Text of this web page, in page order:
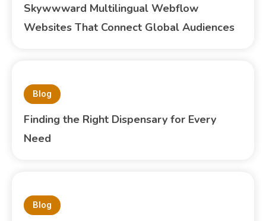
Skywwward Multilingual Webflow
Websites That Connect Global Audiences
Blog
Finding the Right Dispensary for Every
Need
Blog